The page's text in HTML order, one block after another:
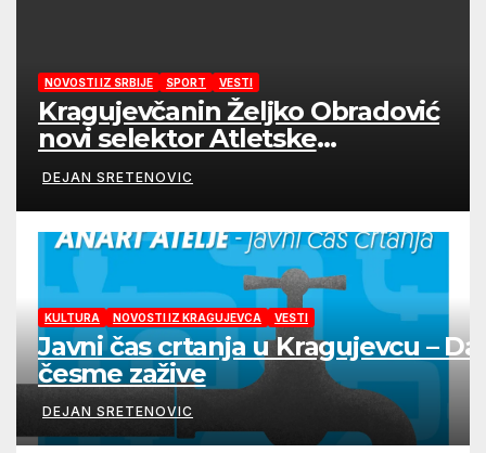
NOVOSTI IZ SRBIJE SPORT VESTI
Kragujevčanin Željko Obradović
novi selektor Atletske
reprezentacije Srbije
DEJAN SRETENOVIC
KULTURA NOVOSTI IZ KRAGUJEVCA VESTI
Javni čas crtanja u Kragujevcu – Da
česme zažive
DEJAN SRETENOVIC